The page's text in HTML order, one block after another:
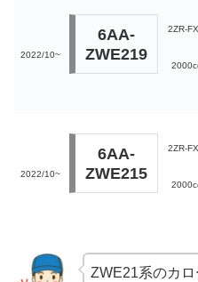
2022/10~
6AA-
ZWE219
2ZR-
2022/10~
6AA-
ZWE215
2ZR-
ZWE21系のカ